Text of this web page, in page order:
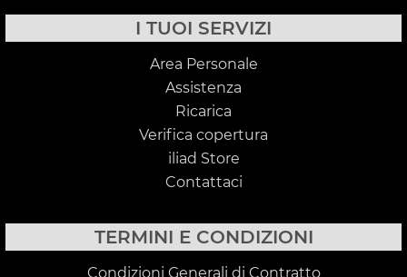
I TUOI SERVIZI
Area Personale
Assistenza
Ricarica
Verifica copertura
iliad Store
Contattaci
TERMINI E CONDIZIONI
Condizioni Generali di Contratto